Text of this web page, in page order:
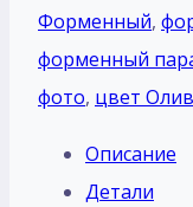
Форменный,
форменный
фото, цвет
Описание
Детали